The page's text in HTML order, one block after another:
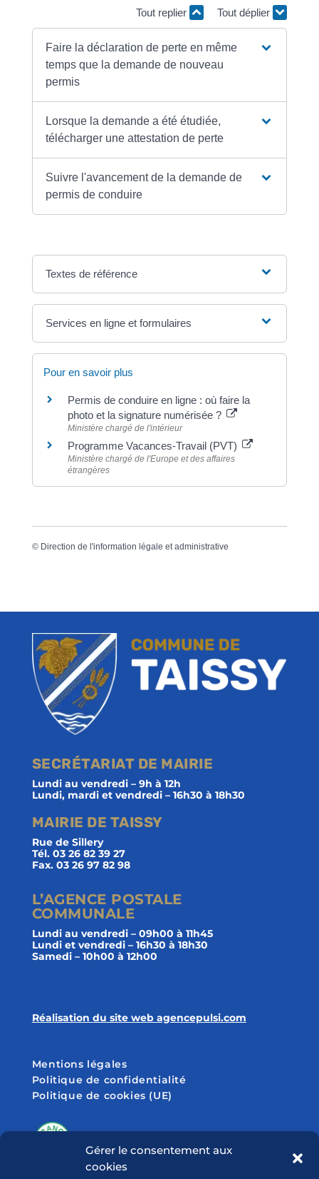
Gérer le consentement aux
cookies
Tout replier
Tout déplier
Faire la déclaration de perte en même
temps que la demande de nouveau
permis
Lorsque la demande a été étudiée,
télécharger une attestation de perte
Suivre l'avancement de la demande de
permis de conduire
Textes de référence
Services en ligne et formulaires
Pour en savoir plus
Permis de conduire en ligne : où faire la
photo et la signature numérisée ?
Ministère chargé de l'intérieur
Programme Vacances-Travail (PVT)
Ministère chargé de l'Europe et des affaires
étrangères
© Direction de l'information légale et administrative
SECRÉTARIAT DE MAIRIE
Lundi au vendredi – 9h à 12h
Lundi, mardi et vendredi – 16h30 à 18h30
MAIRIE DE TAISSY
Rue de Sillery
Tél. 03 26 82 39 27
Fax. 03 26 97 82 98
L’AGENCE POSTALE
COMMUNALE
Lundi au vendredi – 09h00 à 11h45
Lundi et vendredi – 16h30 à 18h30
Samedi – 10h00 à 12h00
Réalisation du site web agencepulsi.com
Mentions légales
Politique de confidentialité
Politique de cookies (UE)